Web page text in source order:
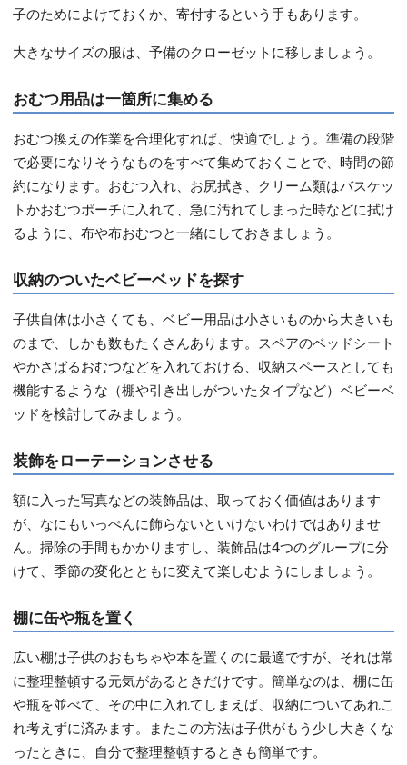
子のためによけておくか、寄付するという手もあります。
大きなサイズの服は、予備のクローゼットに移しましょう。
おむつ用品は一箇所に集める
おむつ換えの作業を合理化すれば、快適でしょう。準備の段階
で必要になりそうなものをすべて集めておくことで、時間の節
約になります。おむつ入れ、お尻拭き、クリーム類はバスケッ
トかおむつポーチに入れて、急に汚れてしまった時などに拭け
るように、布や布おむつと一緒にしておきましょう。
収納のついたベビーベッドを探す
子供自体は小さくても、ベビー用品は小さいものから大きいも
のまで、しかも数もたくさんあります。スペアのベッドシート
やかさばるおむつなどを入れておける、収納スペースとしても
機能するような（棚や引き出しがついたタイプなど）ベビーベ
ッドを検討してみましょう。
装飾をローテーションさせる
額に入った写真などの装飾品は、取っておく価値はあります
が、なにもいっぺんに飾らないといけないわけではありませ
ん。掃除の手間もかかりますし、装飾品は4つのグループに分
けて、季節の変化とともに変えて楽しむようにしましょう。
棚に缶や瓶を置く
広い棚は子供のおもちゃや本を置くのに最適ですが、それは常
に整理整頓する元気があるときだけです。簡単なのは、棚に缶
や瓶を並べて、その中に入れてしまえば、収納についてあれこ
れ考えずに済みます。またこの方法は子供がもう少し大きくな
ったときに、自分で整理整頓するときも簡単です。